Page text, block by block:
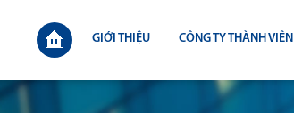
GIỚI THIỆU CÔNG TY THÀNH VIÊN